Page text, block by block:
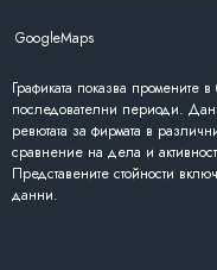
GoogleMaps
Графиката показва промените
последователни периоди.
ревютата за фирмата в
сравнение на дела и
Представените стойности
данни.